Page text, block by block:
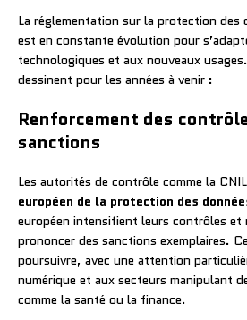
La réglementation sur la protection des
est en constante évolution pour
technologiques et aux nouveaux
dessinent pour les années à venir :
Renforcement des
sanctions
Les autorités de contrôle comme la
européen de la protection des
européen intensifient leurs contrôles et
prononcer des sanctions exemplaires.
poursuivre, avec une attention
numérique et aux secteurs manipulant
comme la santé ou la finance.